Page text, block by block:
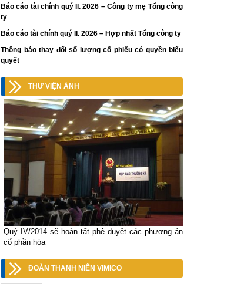
Báo cáo tài chính quý II. 2026 – Công ty mẹ Tổng công
ty
Báo cáo tài chính quý II. 2026 – Hợp nhất Tổng công ty
Thông báo thay đổi số lượng cổ phiếu có quyền biểu
quyết
THƯ VIỆN ẢNH
Quý IV/2014 sẽ hoàn tất phê duyệt các phương án
cổ phần hóa
ĐOÀN THANH NIÊN VIMICO